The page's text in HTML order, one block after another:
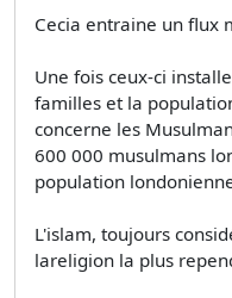
Cecia entraine un flux
Une fois ceux-ci
familles et la
concerne les
600 000 musulmans
population
L'islam, toujours
lareligion la plus